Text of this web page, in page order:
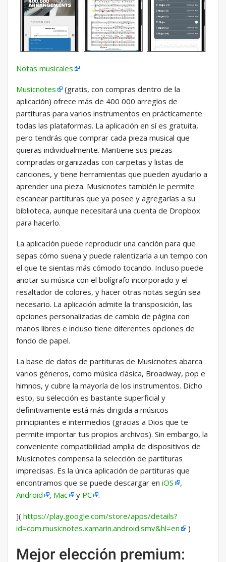
Notas musicales
Musicnotes
(gratis, con compras dentro de la
aplicación) ofrece más de 400 000 arreglos de
partituras para varios instrumentos en prácticamente
todas las plataformas. La aplicación en sí es gratuita,
pero tendrás que comprar cada pieza musical que
quieras individualmente. Mantiene sus piezas
compradas organizadas con carpetas y listas de
canciones, y tiene herramientas que pueden ayudarlo a
aprender una pieza. Musicnotes también le permite
escanear partituras que ya posee y agregarlas a su
biblioteca, aunque necesitará una cuenta de Dropbox
para hacerlo.
La aplicación puede reproducir una canción para que
sepas cómo suena y puede ralentizarla a un tempo con
el que te sientas más cómodo tocando. Incluso puede
anotar su música con el bolígrafo incorporado y el
resaltador de colores, y hacer otras notas según sea
necesario. La aplicación admite la transposición, las
opciones personalizadas de cambio de página con
manos libres e incluso tiene diferentes opciones de
fondo de papel.
La base de datos de partituras de Musicnotes abarca
varios géneros, como música clásica, Broadway, pop e
himnos, y cubre la mayoría de los instrumentos. Dicho
esto, su selección es bastante superficial y
definitivamente está más dirigida a músicos
principiantes e intermedios (gracias a Dios que te
permite importar tus propios archivos). Sin embargo, la
conveniente compatibilidad amplia de dispositivos de
Musicnotes compensa la selección de partituras
imprecisas. Es la única aplicación de partituras que
encontramos que se puede descargar en iOS
,
Android
, Mac y PC .
]( https://play.google.com/store/apps/details?
id=com.musicnotes.xamarin.android.smv&hl=en
)
Mejor elección premium: